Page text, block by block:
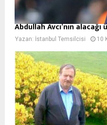
Abdullah Avcı’nın
Yazan: İstanbul Temsilcisi 10